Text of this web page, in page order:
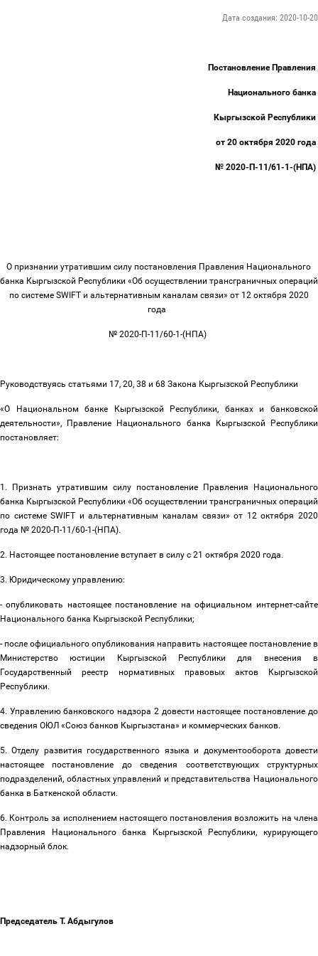
Дата создания: 2020-10-20
Постановление Правления
Национального банка
Кыргызской Республики
от 20 октября 2020 года
№ 2020-П-11/61-1-(НПА)
О признании утратившим силу постановления Правления Национального
банка Кыргызской Республики «Об осуществлении трансграничных операций
по системе SWIFT и альтернативным каналам связи» от 12 октября 2020
года
№ 2020-П-11/60-1-(НПА)
Руководствуясь статьями 17, 20, 38 и 68 Закона Кыргызской Республики
«О Национальном банке Кыргызской Республики, банках и банковской
деятельности», Правление Национального банка Кыргызской Республики
постановляет:
1. Признать утратившим силу постановление Правления Национального
банка Кыргызской Республики «Об осуществлении трансграничных операций
по системе SWIFT и альтернативным каналам связи» от 12 октября 2020
года № 2020-П-11/60-1-(НПА).
2. Настоящее постановление вступает в силу с 21 октября 2020 года.
3. Юридическому управлению:
- опубликовать настоящее постановление на официальном интернет-сайте
Национального банка Кыргызской Республики;
- после официального опубликования направить настоящее постановление в
Министерство юстиции Кыргызской Республики для внесения в
Государственный реестр нормативных правовых актов Кыргызской
Республики.
4. Управлению банковского надзора 2 довести настоящее постановление до
сведения ОЮЛ «Союз банков Кыргызстана» и коммерческих банков.
5. Отделу развития государственного языка и документооборота довести
настоящее постановление до сведения соответствующих структурных
подразделений, областных управлений и представительства Национального
банка в Баткенской области.
6. Контроль за исполнением настоящего постановления возложить на члена
Правления Национального банка Кыргызской Республики, курирующего
надзорный блок.
Председатель Т. Абдыгулов